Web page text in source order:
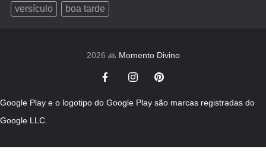
versículo
boa tarde
2026 🙏 Momento Divino
Google Play e o logotipo do Google Play são marcas registradas do
Google LLC.